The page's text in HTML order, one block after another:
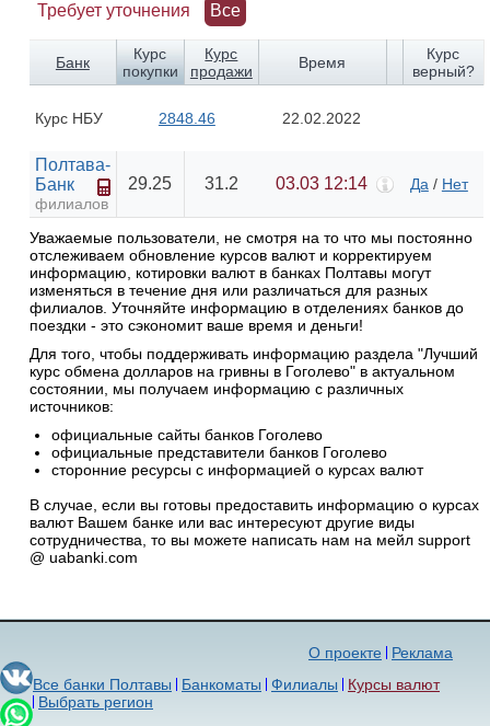
Требует уточнения
Все
Банк
Курс
покупки
Курс
продажи
Время
Курс
верный?
Курс НБУ 2848.46 22.02.2022
Полтава-
Банк
филиалов
29.25 31.2 03.03 12:14 Да / Нет
Уважаемые пользователи, не смотря на то что мы постоянно
отслеживаем обновление курсов валют и корректируем
информацию, котировки валют в банках Полтавы могут
изменяться в течение дня или различаться для разных
филиалов. Уточняйте информацию в отделениях банков до
поездки - это сэкономит ваше время и деньги!
Для того, чтобы поддерживать информацию раздела "Лучший
курс обмена долларов на гривны в Гоголево" в актуальном
состоянии, мы получаем информацию с различных
источников:
официальные сайты банков Гоголево
официальные представители банков Гоголево
сторонние ресурсы с информацией о курсах валют
В случае, если вы готовы предоставить информацию о курсах
валют Вашем банке или вас интересуют другие виды
сотрудничества, то вы можете написать нам на мейл support
@ uabanki.com
Реклама
О проекте
Все банки Полтавы
Банкоматы Филиалы
Курсы валют
Выбрать регион